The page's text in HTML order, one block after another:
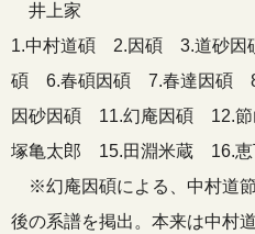
井上家
1.中村道碩 2.因碩 3.道砂
碩 6.春碩因碩 7.春達因碩
因砂因碩 11.幻庵因碩 12.
塚亀太郎 15.田淵米蔵 16.恵
※幻庵因碩による、中村道節
後の系譜を掲出。本来は中村